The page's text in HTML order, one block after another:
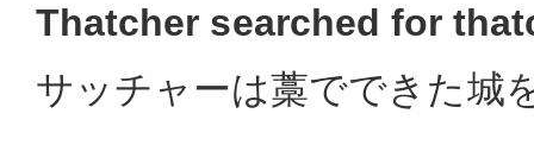
Thatcher searched for
サッチャーは藁でできた城